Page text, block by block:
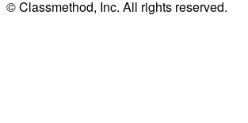
© Classmethod, Inc. All rights reserved.